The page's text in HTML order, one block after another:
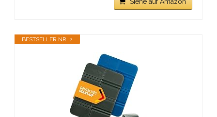
BESTSELLER NR. 2